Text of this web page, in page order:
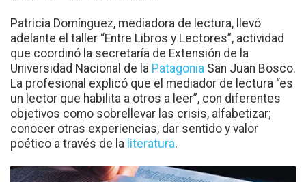
Patricia Domínguez, mediadora de lectura, llevó
adelante el taller “Entre Libros y Lectores”, actividad
que coordinó la secretaría de Extensión de la
Universidad Nacional de la Patagonia San Juan Bosco.
La profesional explicó que el mediador de lectura “es
un lector que habilita a otros a leer”, con diferentes
objetivos como sobrellevar las crisis, alfabetizar;
conocer otras experiencias, dar sentido y valor
poético a través de la literatura.